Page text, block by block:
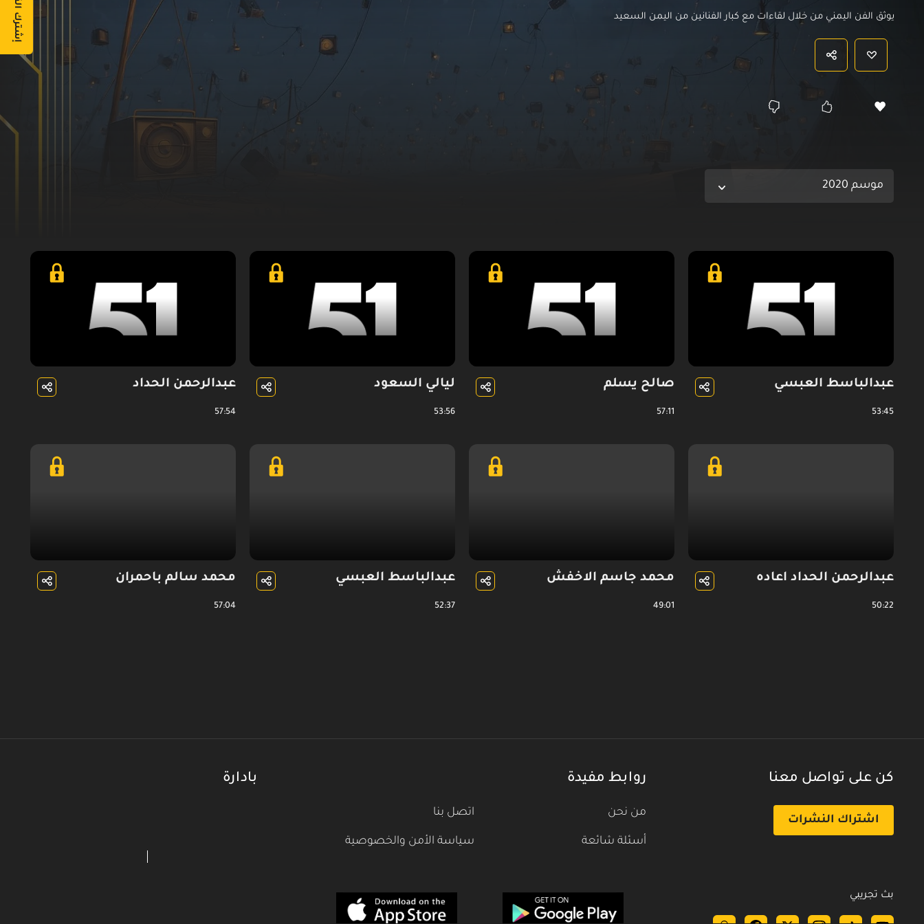
يوثق الفن اليمني من خلال لقاءات مع كبار الفنانين من اليمن السعيد
موسم 2020
عبدالباسط العبسي
53:45
صالح يسلم
57:11
ليالي السعود
53:56
عبدالرحمن الحداد
57:54
عبدالرحمن الحداد اعاده
50:22
محمد جاسم الاخفش
49:01
عبدالباسط العبسي
52:37
محمد سالم باحمران
57:04
كن على تواصل معنا
اشتراك النشرات
بث تجريبي
روابط مفيدة
من نحن
أسئلة شائعة
اتصل بنا
سياسة الأمن والخصوصية
بادارة